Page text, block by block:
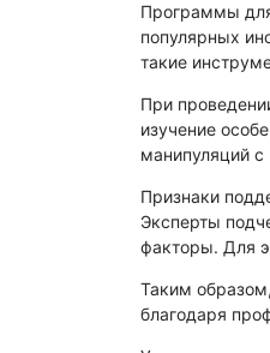
Программы
популярных
такие
При
изучение
манипуляций с
Признаки
Эксперты
факторы. Для
Таким
благодаря